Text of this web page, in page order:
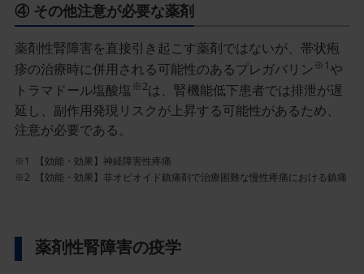
④ その他注意が必要な薬剤
薬剤性腎障害を直接引き起こす薬剤ではないが、帯状疱
疹の治療時に併用される可能性のあるプレガバリン※1や
トラマドール塩酸塩 ※2は、腎機能低下患者では排泄が遅
延し、副作用発現リスクが上昇する可能性があるため、
注意が必要である。
※1
【効能・効果】神経障害性疼痛
※2
【効能・効果】非オピオイド鎮痛剤で治療困難な慢性疼痛における鎮痛
薬剤性腎障害の疫学